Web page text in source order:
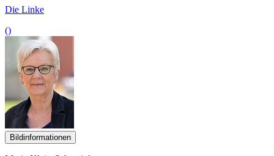
Die Linke
()
Bildinformationen